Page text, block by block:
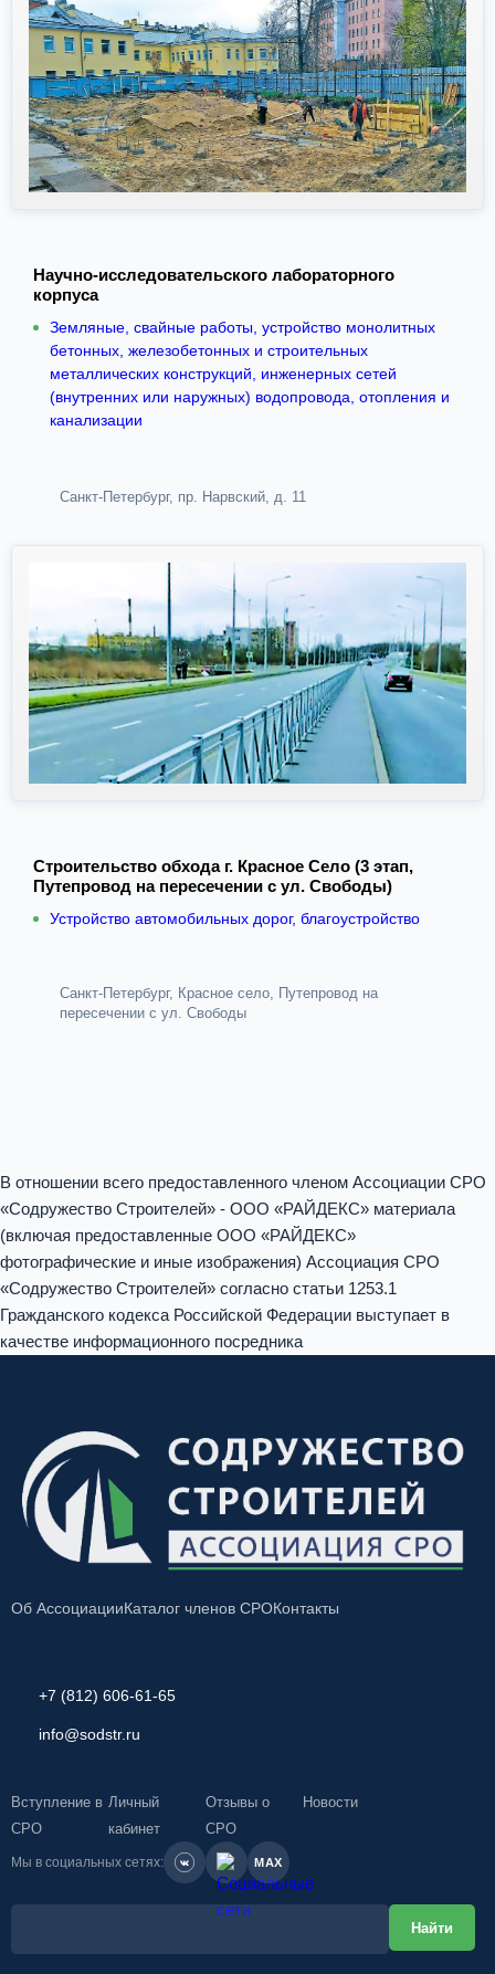
Научно-исследовательского лабораторного
корпуса
Земляные, свайные работы, устройство монолитных
бетонных, железобетонных и строительных
металлических конструкций, инженерных сетей
(внутренних или наружных) водопровода, отопления и
канализации
Санкт-Петербург, пр. Нарвский, д. 11
Строительство обхода г. Красное Село (3 этап,
Путепровод на пересечении с ул. Свободы)
Устройство автомобильных дорог, благоустройство
Санкт-Петербург, Красное село, Путепровод на
пересечении с ул. Свободы
В отношении всего предоставленного членом Ассоциации СРО
«Содружество Строителей» - ООО «РАЙДЕКС» материала
(включая предоставленные ООО «РАЙДЕКС»
фотографические и иные изображения) Ассоциация СРО
«Содружество Строителей» согласно статьи 1253.1
Гражданского кодекса Российской Федерации выступает в
качестве информационного посредника
Об АссоциацииКаталог членов СРОКонтакты
+7 (812) 606-61-65
info@sodstr.ru
Вступление в
СРО
Личный
кабинет
Отзывы о
СРО
Новости
Мы в социальных сетях: MAX